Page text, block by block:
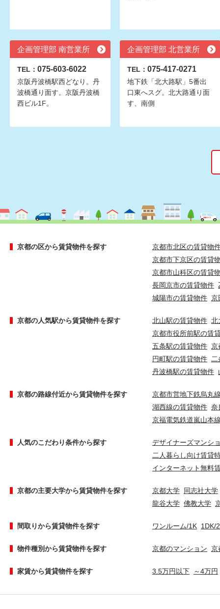
企画管理部 南営業所
TEL： 075-603-6022
京阪丹波橋駅西どなり。丹
波橋通り面す。京阪丹波橋
西ビル1F。
企画管理部 北営業所
TEL： 075-417-0271
地下鉄「北大路駅」5番出
口東へスグ。北大路通り面
す、南側
京都の区から賃貸物件を探す
京都市北区の賃貸物
京都市下京区の賃貸
京都市山科区の賃貸
長岡京市の賃貸物件
城陽市の賃貸物件 京
京都の人気駅から賃貸物件を探す 北山駅の賃貸物件 北
京都市役所前駅の賃
五条駅の賃貸物件 京
円町駅の賃貸物件
丹波橋駅の賃貸物件
京都の路線付近から賃貸物件を探す
京都市営地下鉄烏丸
湖西線の賃貸物件 奈
京福電気鉄道嵐山本
人気のこだわり条件から探す
デザイナーズマンシ
二人暮らし向け賃貸
インターネット無料
京都の主要大学から賃貸物件を探す 京都大学 同志社大学
龍谷大学 佛教大学
間取りから賃貸物件を探す ワンルーム/1K 1DK/
物件種別から賃貸物件を探す 京都のマンション 京
家賃から賃貸物件を探す 3.5万円以下 ～4万円